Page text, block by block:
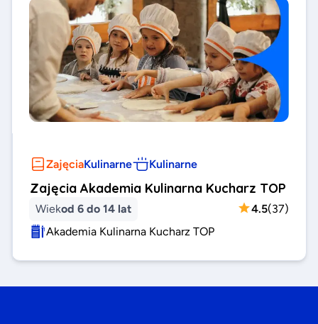
ZajęciaKulinarne Kulinarne
Zajęcia Akademia Kulinarna Kucharz TOP
Wiekod 6 do 14 lat 4.5(37)
Akademia Kulinarna Kucharz TOP